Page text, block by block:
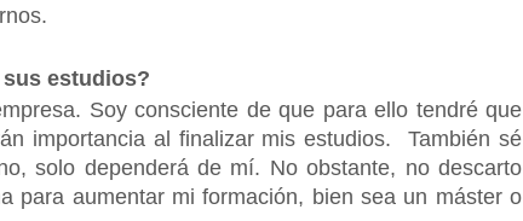
estudios?
Soy consciente de que para ello tendré que
importancia al finalizar mis estudios. También sé
solo dependerá de mí. No obstante, no descarto
para aumentar mi formación, bien sea un máster o